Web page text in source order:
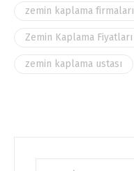
zemin kaplama firmaları
Zemin Kaplama Fiyatları
zemin kaplama ustası